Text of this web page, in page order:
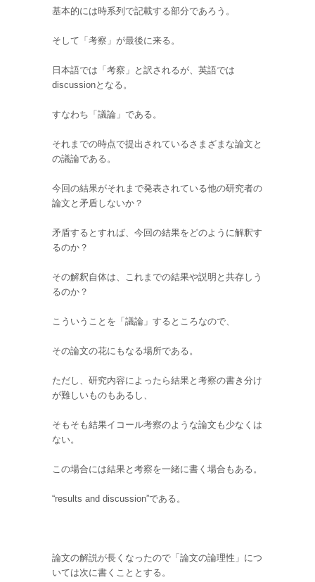
基本的には時系列で記載する部分であろう。
そして「考察」が最後に来る。
日本語では「考察」と訳されるが、英語では
discussionとなる。
すなわち「議論」である。
それまでの時点で提出されているさまざまな論文と
の議論である。
今回の結果がそれまで発表されている他の研究者の
論文と矛盾しないか？
矛盾するとすれば、今回の結果をどのように解釈す
るのか？
その解釈自体は、これまでの結果や説明と共存しう
るのか？
こういうことを「議論」するところなので、
その論文の花にもなる場所である。
ただし、研究内容によったら結果と考察の書き分け
が難しいものもあるし、
そもそも結果イコール考察のような論文も少なくは
ない。
この場合には結果と考察を一緒に書く場合もある。
“results and discussion”である。
論文の解説が長くなったので「論文の論理性」につ
いては次に書くこととする。